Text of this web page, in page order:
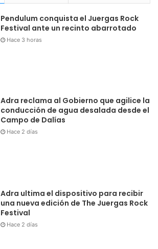
Pendulum conquista el Juergas Rock
Festival ante un recinto abarrotado
Hace 3 horas
Adra reclama al Gobierno que agilice la
conducción de agua desalada desde el
Campo de Dalías
Hace 2 días
Adra ultima el dispositivo para recibir
una nueva edición de The Juergas Rock
Festival
Hace 2 días